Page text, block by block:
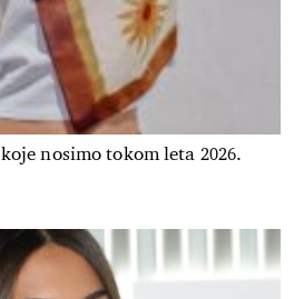
nosimo tokom leta 2026.